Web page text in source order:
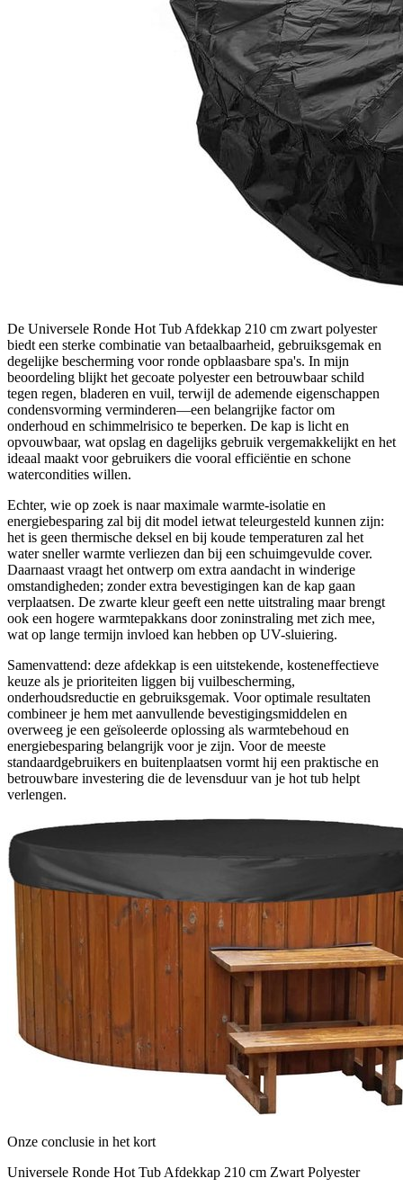
De Universele Ronde Hot Tub Afdekkap 210 cm zwart polyester
biedt een sterke combinatie van betaalbaarheid, gebruiksgemak en
degelijke bescherming voor ronde opblaasbare spa's. In mijn
beoordeling blijkt het gecoate polyester een betrouwbaar schild
tegen regen, bladeren en vuil, terwijl de ademende eigenschappen
condensvorming verminderen—een belangrijke factor om
onderhoud en schimmelrisico te beperken. De kap is licht en
opvouwbaar, wat opslag en dagelijks gebruik vergemakkelijkt en het
ideaal maakt voor gebruikers die vooral efficiëntie en schone
watercondities willen.
Echter, wie op zoek is naar maximale warmte-isolatie en
energiebesparing zal bij dit model ietwat teleurgesteld kunnen zijn:
het is geen thermische deksel en bij koude temperaturen zal het
water sneller warmte verliezen dan bij een schuimgevulde cover.
Daarnaast vraagt het ontwerp om extra aandacht in winderige
omstandigheden; zonder extra bevestigingen kan de kap gaan
verplaatsen. De zwarte kleur geeft een nette uitstraling maar brengt
ook een hogere warmtepakkans door zoninstraling met zich mee,
wat op lange termijn invloed kan hebben op UV-sluiering.
Samenvattend: deze afdekkap is een uitstekende, kosteneffectieve
keuze als je prioriteiten liggen bij vuilbescherming,
onderhoudsreductie en gebruiksgemak. Voor optimale resultaten
combineer je hem met aanvullende bevestigingsmiddelen en
overweeg je een geïsoleerde oplossing als warmtebehoud en
energiebesparing belangrijk voor je zijn. Voor de meeste
standaardgebruikers en buitenplaatsen vormt hij een praktische en
betrouwbare investering die de levensduur van je hot tub helpt
verlengen.
Onze conclusie in het kort
Universele Ronde Hot Tub Afdekkap 210 cm Zwart Polyester